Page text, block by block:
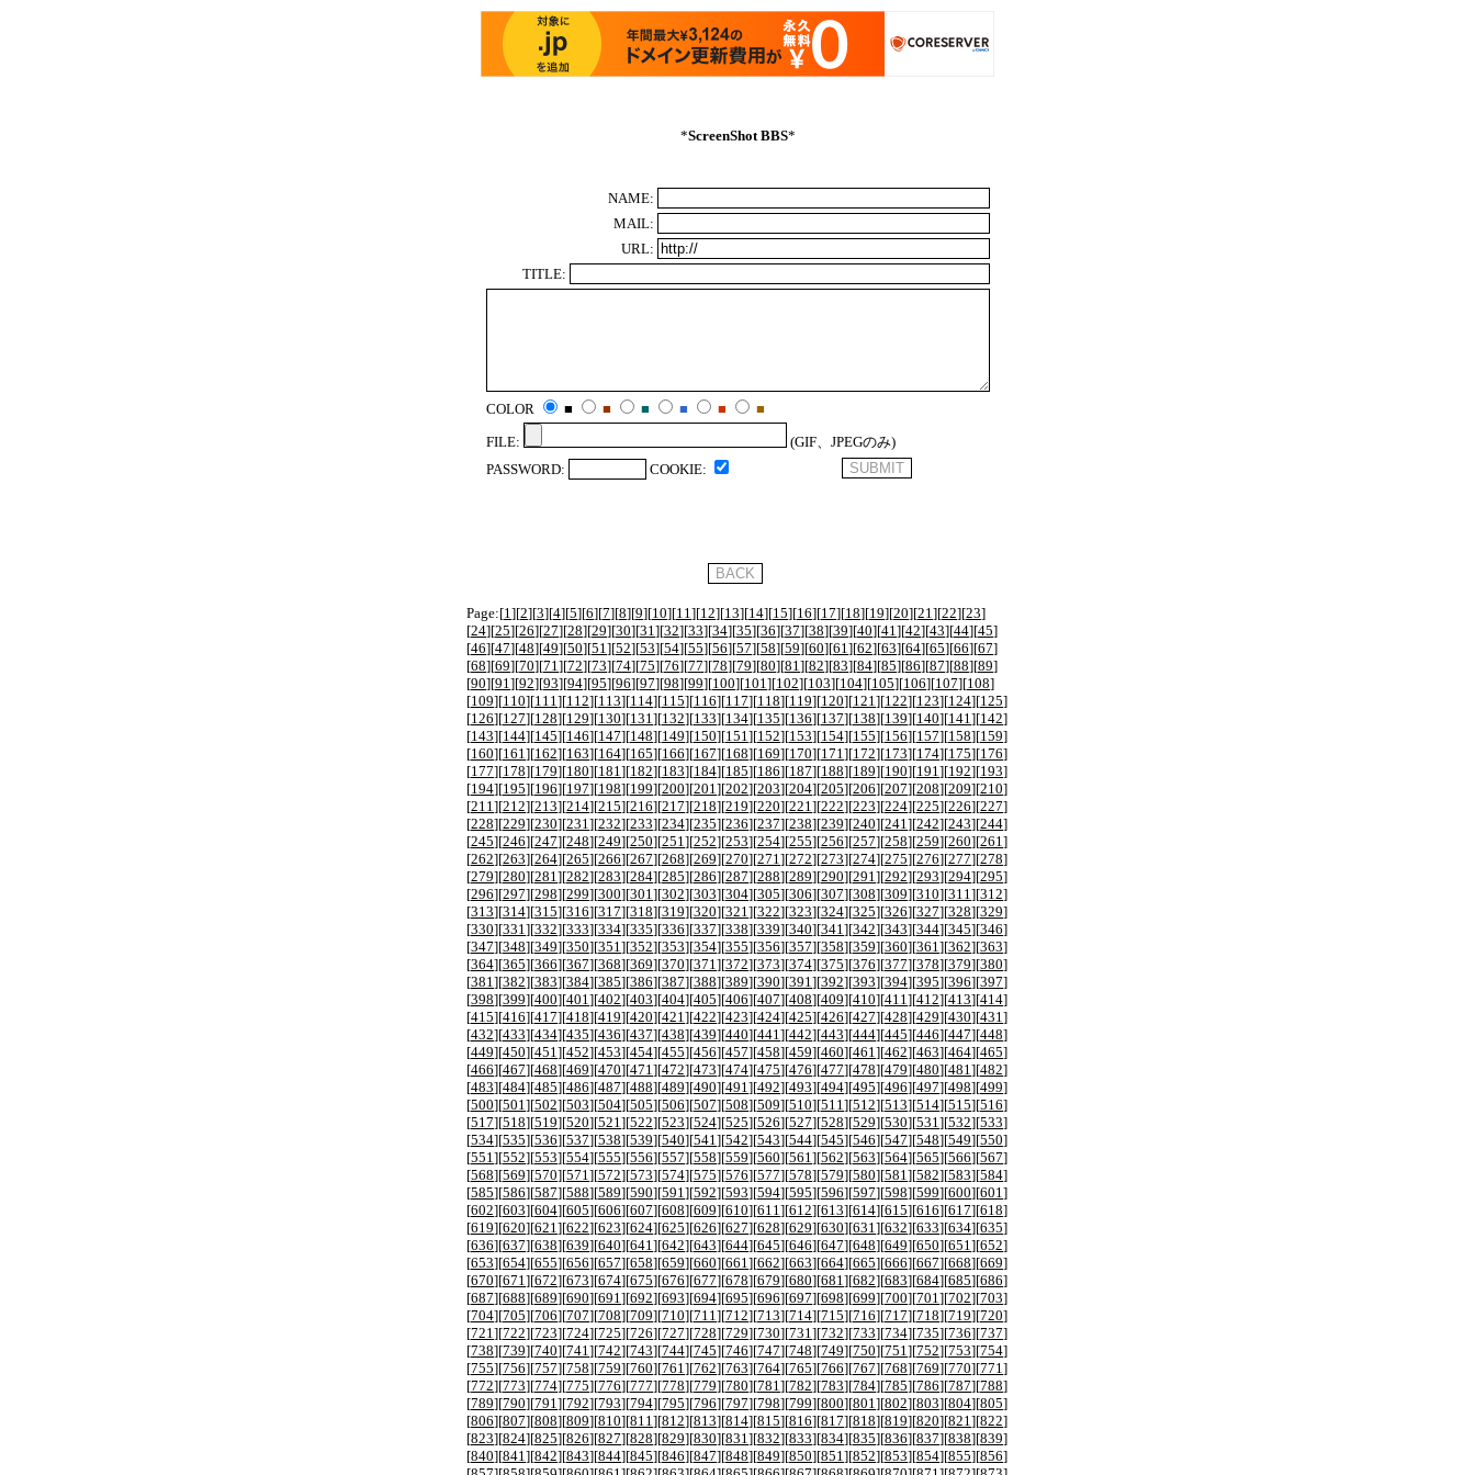
*ScreenShot BBS*
NAME:
MAIL:
URL:
TITLE:
COLOR ■ ■ ■ ■ ■
■
FILE:
(GIF、JPEGのみ)
PASSWORD:
COOKIE:
Page:[1][2][3][4][5][6][7][8][9][10][11][12][13][14][15][16][17][18][19][20][21][22][23]
[24][25][26][27][28][29][30][31][32][33][34][35][36][37][38][39][40][41][42][43][44][45]
[46][47][48][49][50][51][52][53][54][55][56][57][58][59][60][61][62][63][64][65][66][67]
[68][69][70][71][72][73][74][75][76][77][78][79][80][81][82][83][84][85][86][87][88][89]
[90][91][92][93][94][95][96][97][98][99][100][101][102][103][104][105][106][107][108]
[109][110][111][112][113][114][115][116][117][118][119][120][121][122][123][124][125]
[126][127][128][129][130][131][132][133][134][135][136][137][138][139][140][141][142]
[143][144][145][146][147][148][149][150][151][152][153][154][155][156][157][158][159]
[160][161][162][163][164][165][166][167][168][169][170][171][172][173][174][175][176]
[177][178][179][180][181][182][183][184][185][186][187][188][189][190][191][192][193]
[194][195][196][197][198][199][200][201][202][203][204][205][206][207][208][209][210]
[211][212][213][214][215][216][217][218][219][220][221][222][223][224][225][226][227]
[228][229][230][231][232][233][234][235][236][237][238][239][240][241][242][243][244]
[245][246][247][248][249][250][251][252][253][254][255][256][257][258][259][260][261]
[262][263][264][265][266][267][268][269][270][271][272][273][274][275][276][277][278]
[279][280][281][282][283][284][285][286][287][288][289][290][291][292][293][294][295]
[296][297][298][299][300][301][302][303][304][305][306][307][308][309][310][311][312]
[313][314][315][316][317][318][319][320][321][322][323][324][325][326][327][328][329]
[330][331][332][333][334][335][336][337][338][339][340][341][342][343][344][345][346]
[347][348][349][350][351][352][353][354][355][356][357][358][359][360][361][362][363]
[364][365][366][367][368][369][370][371][372][373][374][375][376][377][378][379][380]
[381][382][383][384][385][386][387][388][389][390][391][392][393][394][395][396][397]
[398][399][400][401][402][403][404][405][406][407][408][409][410][411][412][413][414]
[415][416][417][418][419][420][421][422][423][424][425][426][427][428][429][430][431]
[432][433][434][435][436][437][438][439][440][441][442][443][444][445][446][447][448]
[449][450][451][452][453][454][455][456][457][458][459][460][461][462][463][464][465]
[466][467][468][469][470][471][472][473][474][475][476][477][478][479][480][481][482]
[483][484][485][486][487][488][489][490][491][492][493][494][495][496][497][498][499]
[500][501][502][503][504][505][506][507][508][509][510][511][512][513][514][515][516]
[517][518][519][520][521][522][523][524][525][526][527][528][529][530][531][532][533]
[534][535][536][537][538][539][540][541][542][543][544][545][546][547][548][549][550]
[551][552][553][554][555][556][557][558][559][560][561][562][563][564][565][566][567]
[568][569][570][571][572][573][574][575][576][577][578][579][580][581][582][583][584]
[585][586][587][588][589][590][591][592][593][594][595][596][597][598][599][600][601]
[602][603][604][605][606][607][608][609][610][611][612][613][614][615][616][617][618]
[619][620][621][622][623][624][625][626][627][628][629][630][631][632][633][634][635]
[636][637][638][639][640][641][642][643][644][645][646][647][648][649][650][651][652]
[653][654][655][656][657][658][659][660][661][662][663][664][665][666][667][668][669]
[670][671][672][673][674][675][676][677][678][679][680][681][682][683][684][685][686]
[687][688][689][690][691][692][693][694][695][696][697][698][699][700][701][702][703]
[704][705][706][707][708][709][710][711][712][713][714][715][716][717][718][719][720]
[721][722][723][724][725][726][727][728][729][730][731][732][733][734][735][736][737]
[738][739][740][741][742][743][744][745][746][747][748][749][750][751][752][753][754]
[755][756][757][758][759][760][761][762][763][764][765][766][767][768][769][770][771]
[772][773][774][775][776][777][778][779][780][781][782][783][784][785][786][787][788]
[789][790][791][792][793][794][795][796][797][798][799][800][801][802][803][804][805]
[806][807][808][809][810][811][812][813][814][815][816][817][818][819][820][821][822]
[823][824][825][826][827][828][829][830][831][832][833][834][835][836][837][838][839]
[840][841][842][843][844][845][846][847][848][849][850][851][852][853][854][855][856]